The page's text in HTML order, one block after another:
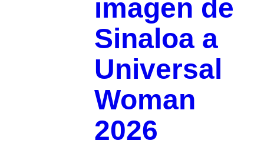
imagen de
Sinaloa a
Universal
Woman
2026